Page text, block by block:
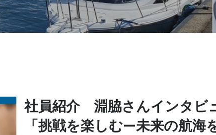
社員紹介 淵脇さんインタビ
「挑戦を楽しむ—未来の航海